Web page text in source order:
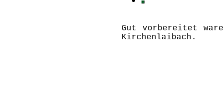
Gut vorbereitet
Kirchenlaibach.